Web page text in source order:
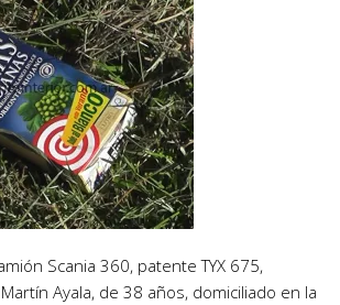
Scania 360, patente TYX 675,
Ayala, de 38 años, domiciliado en la